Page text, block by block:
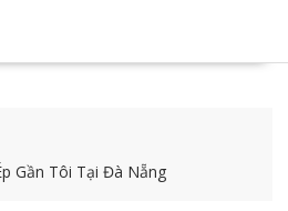
Gần Tôi Tại Đà Nẵng